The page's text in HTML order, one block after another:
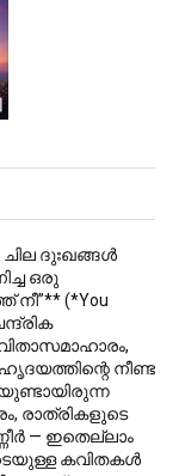
ചില ദുഃഖങ്ങള്‍
ഒരു
(*You
ഹൃദയത്തിന്റെ നീണ്ട
രാത്രികളുടെ
— ഇതെല്ലാം
കവിതകള്‍